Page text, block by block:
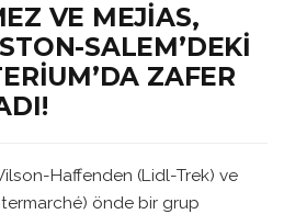
VE MEJIAS,
SALEM’DEKI
ZAFER
Haffenden (Lidl-Trek) ve
önde bir grup